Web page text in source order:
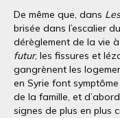
De même que, dans
brisée dans l’escalier
dérèglement de la vie
futur, les fissures et
gangrènent les
en Syrie font symptôme
de la famille, et
signes de plus en plus